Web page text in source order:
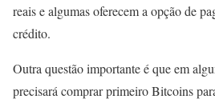
reais e algumas oferecem a opção de
crédito.
Outra questão importante é que em
precisará comprar primeiro Bitcoins